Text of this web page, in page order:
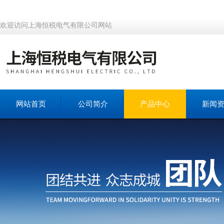
欢迎访问上海恒税电气有限公司网站
网站首页 公司简介 产品中心 新闻